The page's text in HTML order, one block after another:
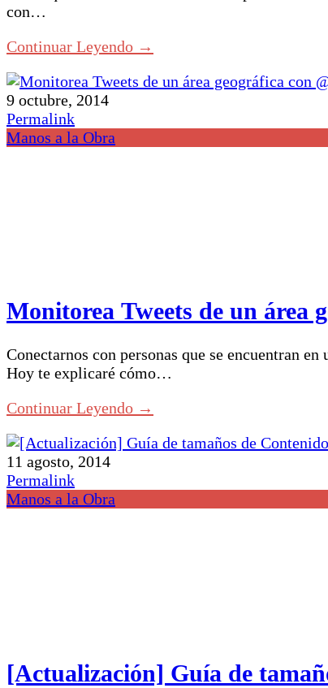
con…
Continuar Leyendo →
9 octubre, 2014
Permalink
Manos a la Obra
Monitorea Tweets de un área
Conectarnos con personas que se encuentran
Hoy te explicaré cómo…
Continuar Leyendo →
11 agosto, 2014
Permalink
Manos a la Obra
[Actualización] Guía de